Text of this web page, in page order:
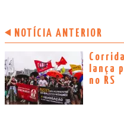
NOTÍCIA ANTERIOR
lança
no RS